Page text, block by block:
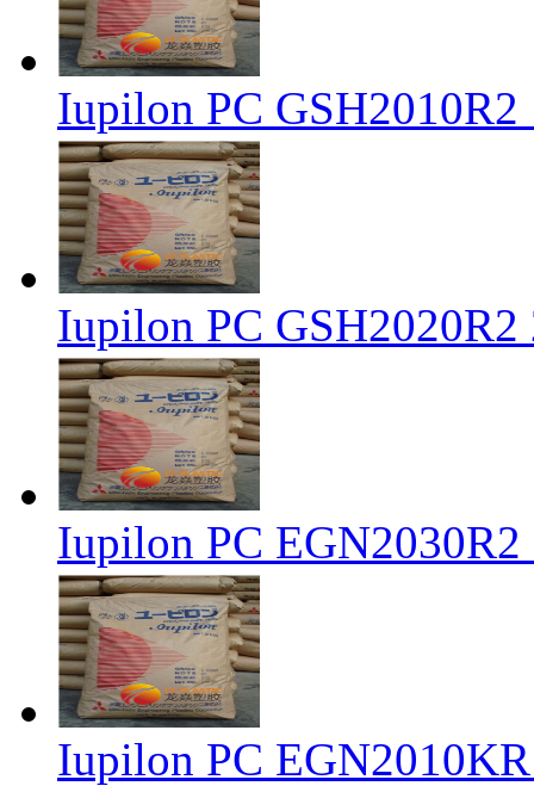
Iupilon PC
Iupilon PC
Iupilon PC
Iupilon PC